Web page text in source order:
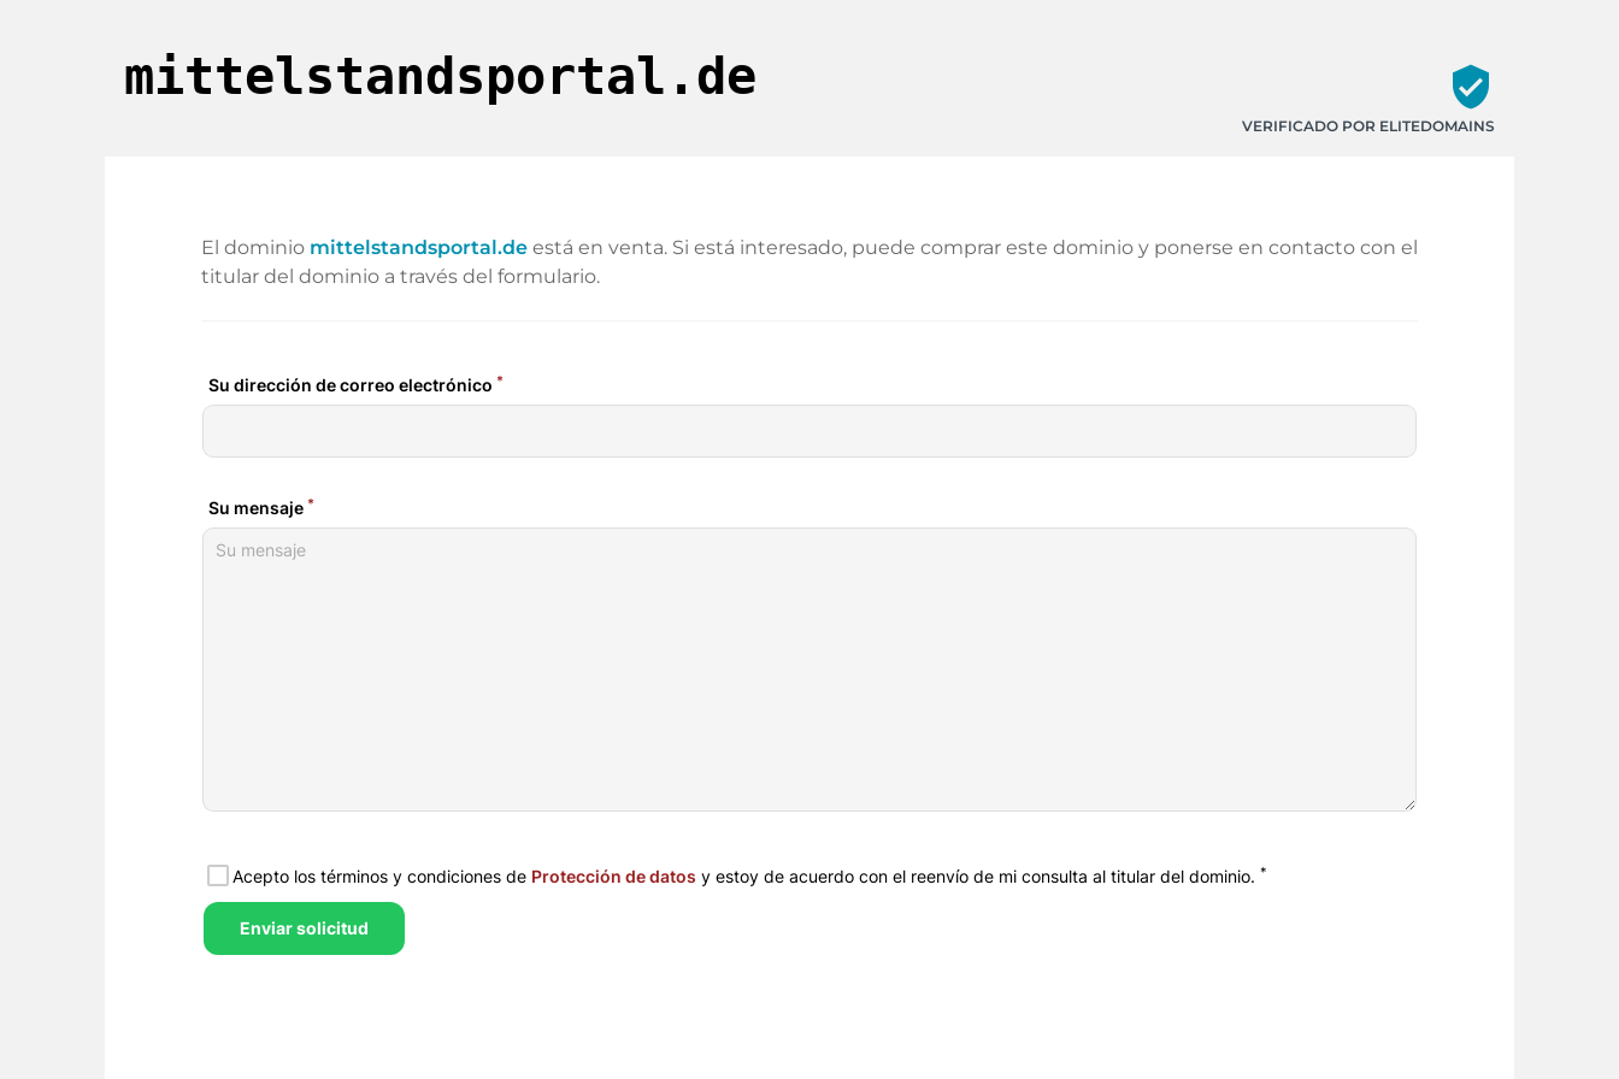
mittelstandsportal.de verified_user
VERIFICADO POR ELITEDOMAINS
El dominio mittelstandsportal.de está en venta. Si está interesado, puede comprar este dominio y ponerse en contacto con el
titular del dominio a través del formulario.